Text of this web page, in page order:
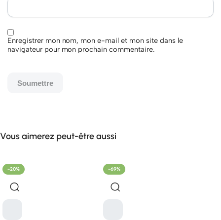
Enregistrer mon nom, mon e-mail et mon site dans le
navigateur pour mon prochain commentaire.
Vous aimerez peut-être aussi
-20% -69%